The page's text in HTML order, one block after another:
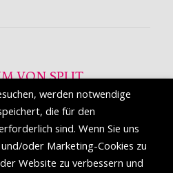
VON SPLIT
Einkaufsziel mit
und einer Reihe von
Mal in Split erscheinen.
werden notwendige
die für den
sind. Wenn Sie uns
oder Marketing-Cookies zu
Website zu verbessern und